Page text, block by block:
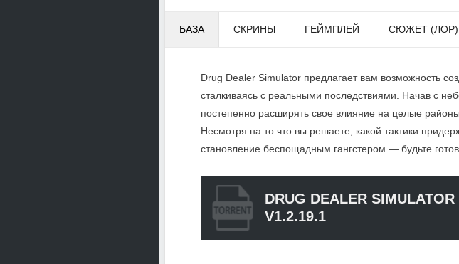
БАЗА СКРИНЫ ГЕЙМПЛЕЙ СЮЖЕТ (ЛОР)
Drug Dealer Simulator предлагает вам возможность
сталкиваясь с реальными последствиями. Начав с
постепенно расширять свое влияние на целые
Несмотря на то что вы решаете, какой тактики
становление беспощадным гангстером — будьте
DRUG DEALER SIMULATOR
V1.2.19.1